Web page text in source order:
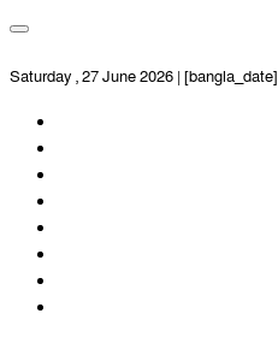
Saturday , 27 June 2026 | [bangla_date]